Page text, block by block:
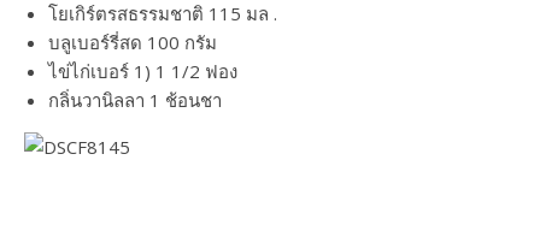
โยเกิร์ตรสธรรมชาติ 115 มล .
บลูเบอร์รี่สด 100 กรัม
ไข่ไก่เบอร์ 1) 1 1/2 ฟอง
กลิ่นวานิลลา 1 ช้อนชา